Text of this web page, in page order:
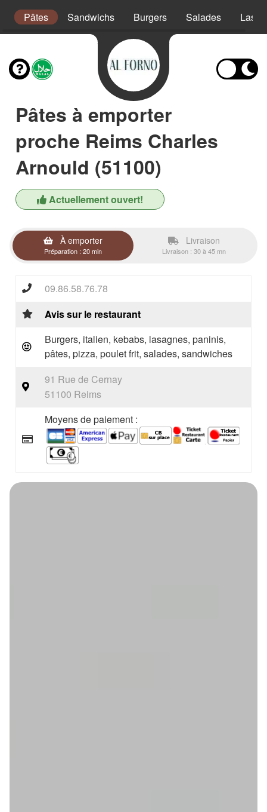
Pâtes Sandwichs Burgers Salades
Pâtes à emporter
proche Reims Charles
Arnould (51100)
Actuellement ouvert!
À emporter
Préparation : 20 min
Livraison
Livraison : 30 à 45 mn
09.86.58.76.78
Avis sur le restaurant
Burgers, italien, kebabs, lasagnes, paninis,
pâtes, pizza, poulet frit, salades, sandwiches
91 Rue de Cernay
51100 Reims
Moyens de paiement :